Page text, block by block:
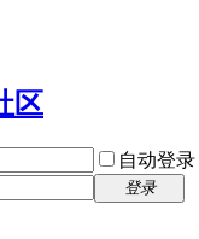
自动登录
登录